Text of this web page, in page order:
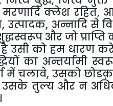
क्लेश
उत्पादक, अन्नादि से
और जो
उसी को हम धारण
का अन्तर्यामी
में चलावे, उसको
तुल्य और न अधिक